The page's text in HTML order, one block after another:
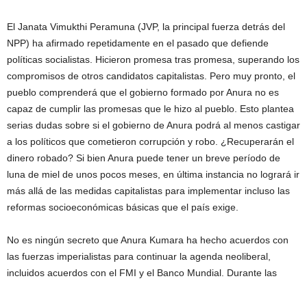
El Janata Vimukthi Peramuna (JVP, la principal fuerza detrás del
NPP) ha afirmado repetidamente en el pasado que defiende
políticas socialistas. Hicieron promesa tras promesa, superando los
compromisos de otros candidatos capitalistas. Pero muy pronto, el
pueblo comprenderá que el gobierno formado por Anura no es
capaz de cumplir las promesas que le hizo al pueblo. Esto plantea
serias dudas sobre si el gobierno de Anura podrá al menos castigar
a los políticos que cometieron corrupción y robo. ¿Recuperarán el
dinero robado? Si bien Anura puede tener un breve período de
luna de miel de unos pocos meses, en última instancia no logrará ir
más allá de las medidas capitalistas para implementar incluso las
reformas socioeconómicas básicas que el país exige.
No es ningún secreto que Anura Kumara ha hecho acuerdos con
las fuerzas imperialistas para continuar la agenda neoliberal,
incluidos acuerdos con el FMI y el Banco Mundial. Durante las